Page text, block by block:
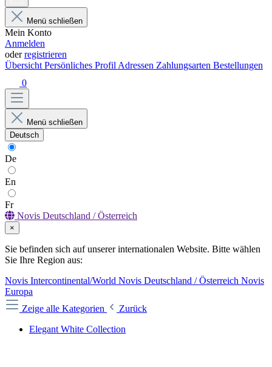
Menü schließen
Mein Konto
Anmelden
oderregistrieren
Übersicht Persönliches Profil Adressen Zahlungsarten Bestellungen
0
Menü schließen
Deutsch
De
En
Fr
Novis Deutschland / Österreich
×
Sie befinden sich auf unserer internationalen Website. Bitte wählen
Sie Ihre Region aus:
Novis Intercontinental/World Novis Deutschland / Österreich Novis
Europa
Zeige alle Kategorien
Zurück
Elegant White Collection